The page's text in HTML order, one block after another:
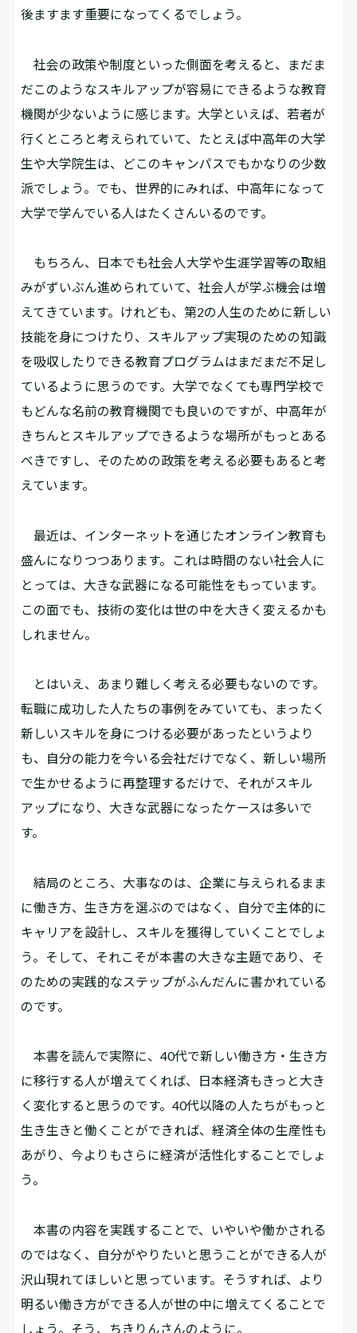
後ますます重要になってくるでしょう。
社会の政策や制度といった側面を考えると、まだま
だこのようなスキルアップが容易にできるような教育
機関が少ないように感じます。大学といえば、若者が
行くところと考えられていて、たとえば中高年の大学
生や大学院生は、どこのキャンパスでもかなりの少数
派でしょう。でも、世界的にみれば、中高年になって
大学で学んでいる人はたくさんいるのです。
もちろん、日本でも社会人大学や生涯学習等の取組
みがずいぶん進められていて、社会人が学ぶ機会は増
えてきています。けれども、第2の人生のために新しい
技能を身につけたり、スキルアップ実現のための知識
を吸収したりできる教育プログラムはまだまだ不足し
ているように思うのです。大学でなくても専門学校で
もどんな名前の教育機関でも良いのですが、中高年が
きちんとスキルアップできるような場所がもっとある
べきですし、そのための政策を考える必要もあると考
えています。
最近は、インターネットを通じたオンライン教育も
盛んになりつつあります。これは時間のない社会人に
とっては、大きな武器になる可能性をもっています。
この面でも、技術の変化は世の中を大きく変えるかも
しれません。
とはいえ、あまり難しく考える必要もないのです。
転職に成功した人たちの事例をみていても、まったく
新しいスキルを身につける必要があったというより
も、自分の能力を今いる会社だけでなく、新しい場所
で生かせるように再整理するだけで、それがスキル
アップになり、大きな武器になったケースは多いで
す。
結局のところ、大事なのは、企業に与えられるまま
に働き方、生き方を選ぶのではなく、自分で主体的に
キャリアを設計し、スキルを獲得していくことでしょ
う。そして、それこそが本書の大きな主題であり、そ
のための実践的なステップがふんだんに書かれている
のです。
本書を読んで実際に、40代で新しい働き方・生き方
に移行する人が増えてくれば、日本経済もきっと大き
く変化すると思うのです。40代以降の人たちがもっと
生き生きと働くことができれば、経済全体の生産性も
あがり、今よりもさらに経済が活性化することでしょ
う。
本書の内容を実践することで、いやいや働かされる
のではなく、自分がやりたいと思うことができる人が
沢山現れてほしいと思っています。そうすれば、より
明るい働き方ができる人が世の中に増えてくることで
しょう。そう、ちきりんさんのように。